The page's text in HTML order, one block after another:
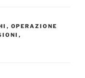
, OPERAZIONE
,